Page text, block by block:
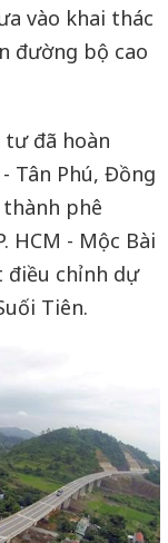
vào khai thác
đường bộ cao
tư đã hoàn
Tân Phú, Đồng
thành phê
HCM - Mộc Bài
điều chỉnh dự
Tiên.